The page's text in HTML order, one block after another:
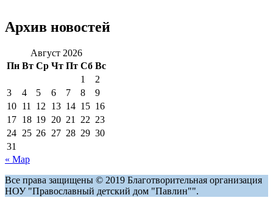
Архив новостей
Август 2026
Пн Вт Ср Чт Пт Сб Вс
1
2
3
4 5 6 7 8
9
10 11 12 13 14 15 16
17 18 19 20 21 22 23
24 25 26 27 28 29 30
31
« Мар
Все права защищены © 2019 Благотворительная организация
НОУ "Православный детский дом "Павлин"".